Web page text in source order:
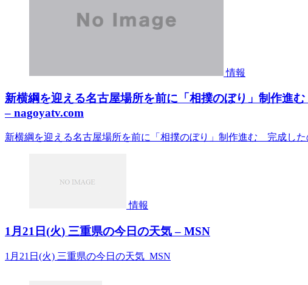
情報
新横綱を迎える名古屋場所を前に「相撲のぼり」制作
– nagoyatv.com
新横綱を迎える名古屋場所を前に「相撲のぼり」制作進む 完成し
情報
1月21日(火) 三重県の今日の天気 – MSN
1月21日(火) 三重県の今日の天気 MSN